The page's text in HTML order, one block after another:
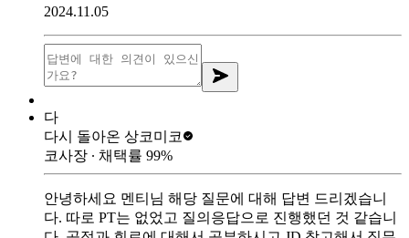
2024.11.05
다
다시 돌아온 상코미코
코사장 ∙ 채택률 99%
안녕하세요 멘티님 해당 질문에 대해 답변 드리겠습니
다. 따로 PT는 없었고 질의응답으로 진행했던 것 같습니